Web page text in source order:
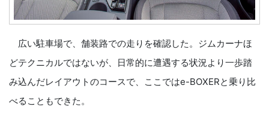
広い駐車場で、舗装路での走りを確認した。ジムカーナほ
どテクニカルではないが、日常的に遭遇する状況より一歩踏
み込んだレイアウトのコースで、ここではe-BOXERと乗り比
べることもできた。